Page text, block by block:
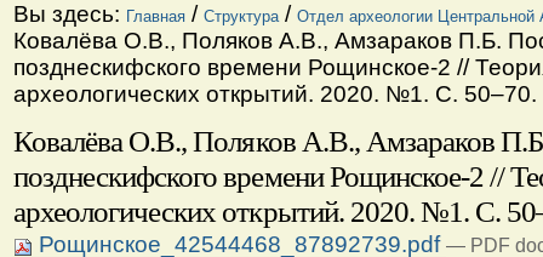
Вы здесь: Главная / Структура / Отдел археологии Центральной
Ковалёва О.В., Поляков А.В., Амзараков П.Б.
позднескифского времени Рощинское-2 //
археологических открытий. 2020. №1. С. 50–70.
Ковалёва О.В., Поляков А.В., Амзараков
позднескифского времени Рощинское-2 //
археологических открытий. 2020. №1. С.
Рощинское_42544468_87892739.pdf — PDF